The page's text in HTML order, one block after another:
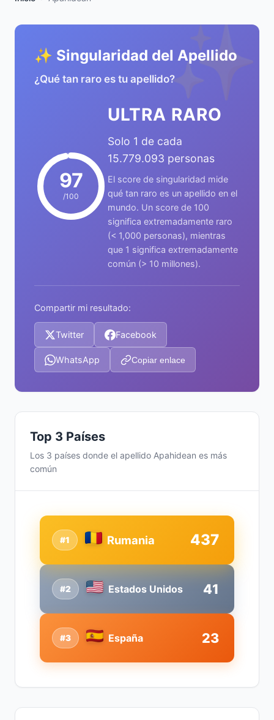
✨
✨ Singularidad del Apellido
¿Qué tan raro es tu apellido?
97
/100
ULTRA RARO
Solo 1 de cada
15.779.093 personas
El score de singularidad mide
qué tan raro es un apellido en el
mundo. Un score de 100
significa extremadamente raro
(< 1,000 personas), mientras
que 1 significa extremadamente
común (> 10 millones).
Compartir mi resultado:
Twitter Facebook
WhatsApp Copiar enlace
Top 3 Países
Los 3 países donde el apellido Apahidean es más
común
#2 Estados Unidos 41
#1 Rumania 437
#3 España 23